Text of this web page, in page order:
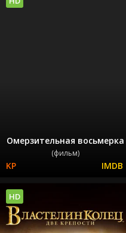
Омерзительная восьмерка
(фильм)
HD